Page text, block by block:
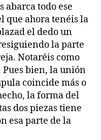
todo ese
que ahora tenéis la
el dedo un
la parte
Notaréis como
Pues bien, la unión
coincide más o
la forma del
dos piezas tiene
esa parte de la